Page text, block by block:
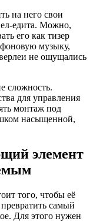
на него свои
Можно,
его как тизер
музыку,
не ощущались
сложность.
для управления
монтаж под
насыщенной,
элемент
того, чтобы её
самый
Для этого нужен